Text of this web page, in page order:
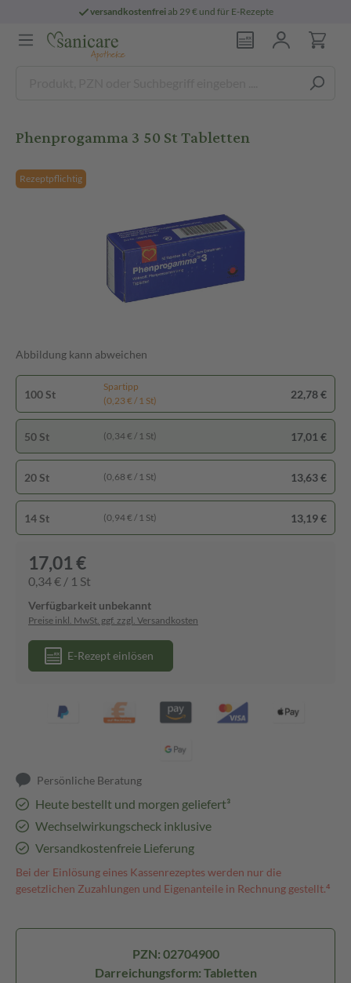
versandkostenfreiab 29 € und für E-Rezepte
Phenprogamma 3 50 St Tabletten
Rezeptpflichtig
Abbildung kann abweichen
100 St
Spartipp
(0,23 € / 1 St)
22,78 €
50 St (0,34 € / 1 St) 17,01 €
20 St (0,68 € / 1 St) 13,63 €
14 St (0,94 € / 1 St) 13,19 €
17,01 €
0,34 € / 1 St
Verfügbarkeit unbekannt
Preise inkl. MwSt. ggf. zzgl. Versandkosten
E-Rezept einlösen
Persönliche Beratung
Heute bestellt und morgen geliefert³
Wechselwirkungscheck inklusive
Versandkostenfreie Lieferung
Bei der Einlösung eines Kassenrezeptes werden nur die
gesetzlichen Zuzahlungen und Eigenanteile in Rechnung gestellt.⁴
PZN: 02704900
Darreichungsform: Tabletten